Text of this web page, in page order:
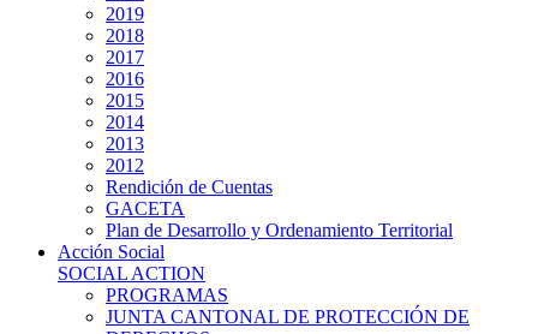
2019
2018
2017
2016
2015
2014
2013
2012
Rendición de Cuentas
GACETA
Plan de Desarrollo y Ordenamiento Territorial
Acción Social
SOCIAL ACTION
PROGRAMAS
JUNTA CANTONAL DE PROTECCIÓN DE